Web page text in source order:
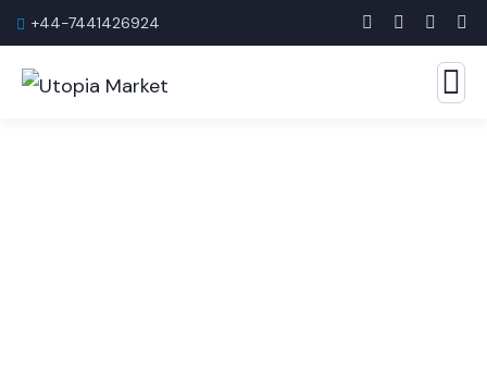
+44-7441426924